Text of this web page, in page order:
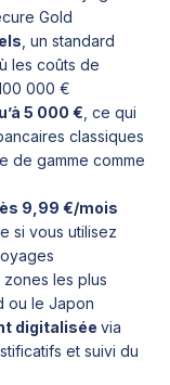
Gold
, un standard
les coûts de
000 €
5 000 € , ce qui
classiques
de gamme comme
9,99 €/mois
si vous utilisez
zones les plus
ou le Japon
digitalisée via
et suivi du